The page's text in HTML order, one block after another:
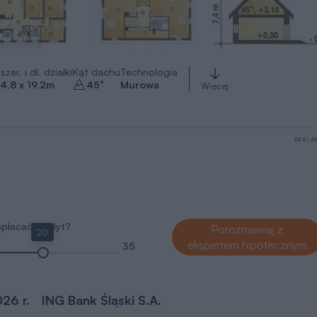
i dł. działki
x 19,2m
Kąt dachu
45°
Technologia
Murowa
Więcej
kredyt?
20
35
Porozmawiaj z
ekspertem hipotecznym
r. ING Bank Śląski S.A.